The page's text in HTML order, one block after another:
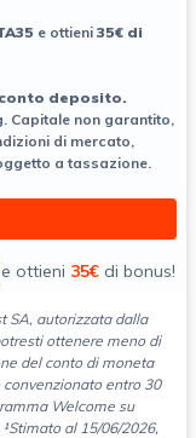
e ottieni 35€ di
deposito.
Capitale non garantito,
di mercato,
a tassazione.
e ottieni 35€ di bonus!
SA, autorizzata dalla
ottenere meno di
del conto di moneta
entro 30
Welcome su
al 15/06/2026,